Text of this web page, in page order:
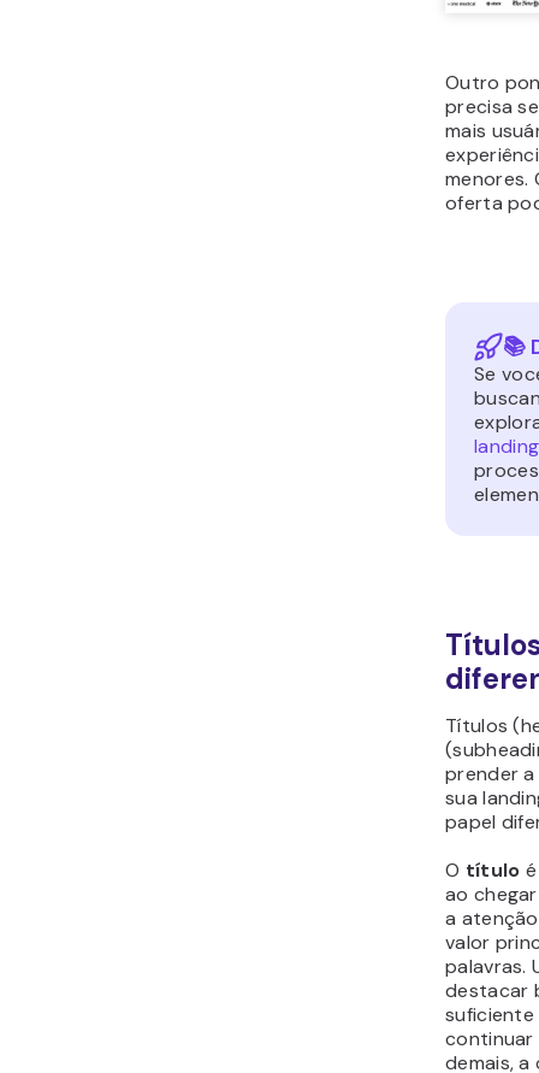
Outro
precisa
mais
menores.
oferta
📚
Se
Títulos
prender
sua
papel
O título
ao
a
valor
palavras.
destacar
continuar
demais,